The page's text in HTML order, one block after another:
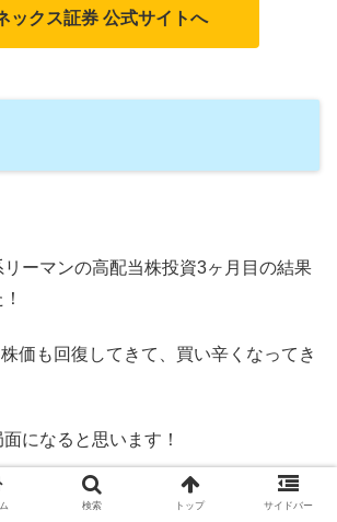
ックス証券 公式サイトへ
ーマンの高配当株投資3ヶ月目の結果
価も回復してきて、買い辛くなってき
になると思います！
配当株投資をやってみたい人、今やって
検索 トップ サイドバー